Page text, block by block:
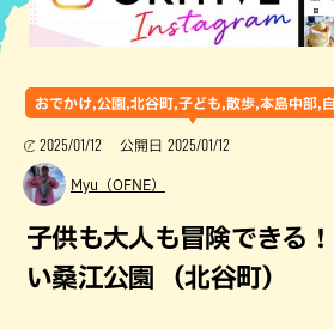
おでかけ,公園,北谷町,子ども,散歩,本島中部,
2025/01/12 公開日 2025/01/12
Myu（OFNE）
子供も大人も冒険できる
い桑江公園 （北谷町）